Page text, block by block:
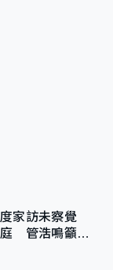
度家訪未察覺
庭 管浩鳴籲加